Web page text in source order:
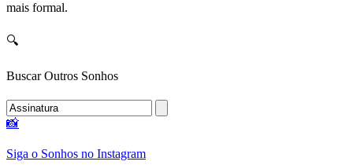
mais formal.
🔍
Buscar Outros Sonhos
📸
Siga o Sonhos no Instagram